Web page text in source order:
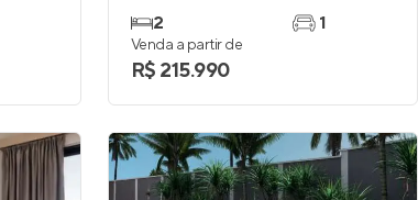
2
1
Venda a partir de
R$ 215.990